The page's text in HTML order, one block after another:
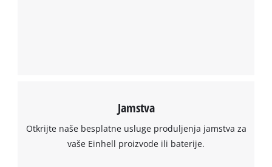
Jamstva
Otkrijte naše besplatne usluge produljenja jamstva za
vaše Einhell proizvode ili baterije.